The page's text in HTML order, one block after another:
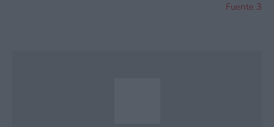
Fuente 3